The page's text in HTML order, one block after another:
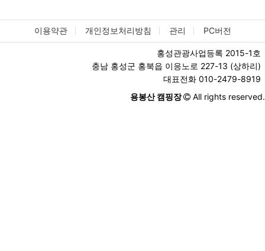
이용약관 개인정보처리방침 관리 PC버전
홍성관광사업등록 2015-1호
충남 홍성군 홍북읍 이응노로 227-13 (상하리)
대표전화 010-2479-8919
용봉산 캠핑장
All rights reserved.